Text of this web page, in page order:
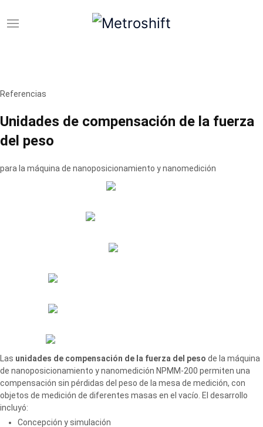
Referencias
Unidades de compensación de la fuerza
del peso
para la máquina de nanoposicionamiento y nanomedición
Las unidades de compensación de la fuerza del peso de la máquina
de nanoposicionamiento y nanomedición NPMM-200 permiten una
compensación sin pérdidas del peso de la mesa de medición, con
objetos de medición de diferentes masas en el vacío. El desarrollo
incluyó:
Concepción y simulación